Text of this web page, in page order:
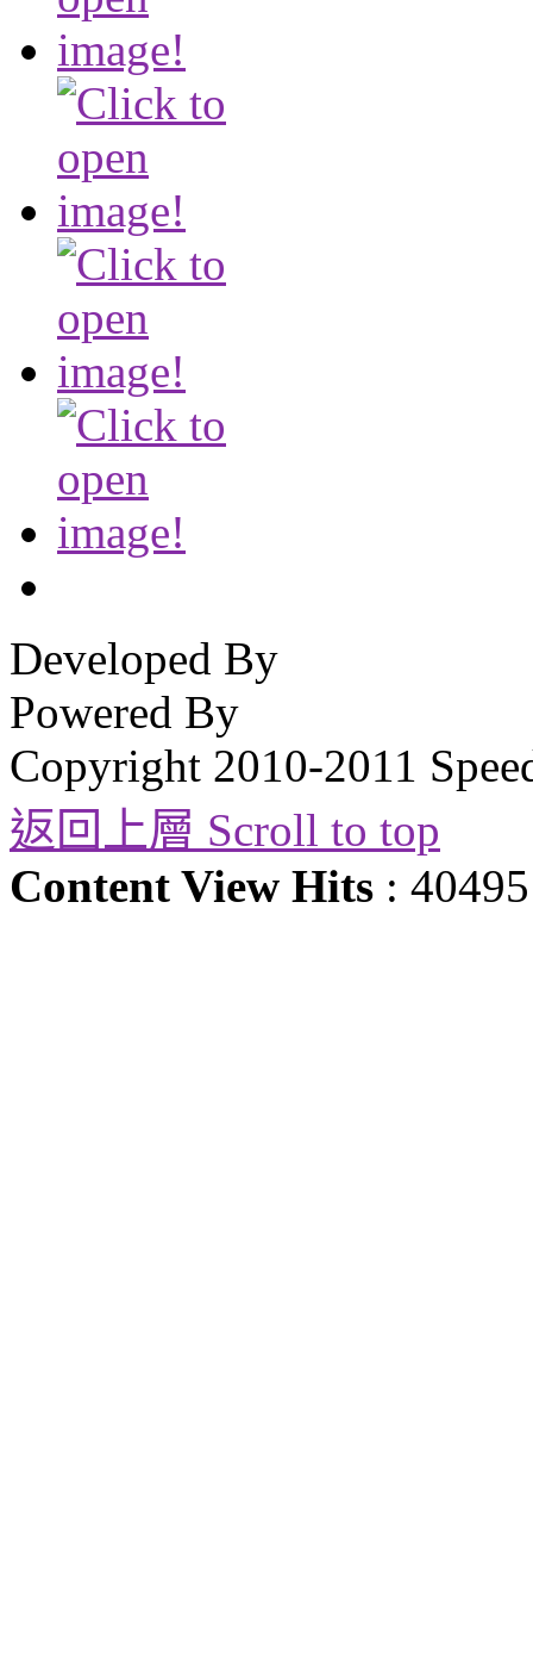
Developed By
Powered By
Copyright 2010-2011
返回上層 Scroll to top
Content View Hits :